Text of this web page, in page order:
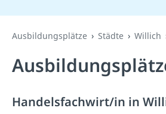
Ausbildungsplätze Städte Willich
Handelsfachwirt/in in